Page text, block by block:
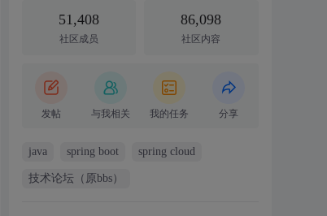
51,408
社区成员
86,098
社区内容
发帖 与我相关 我的任务 分享
java spring boot spring cloud
技术论坛（原bbs）